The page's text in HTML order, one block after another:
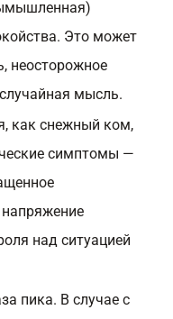
Это может
неосторожное
мысль.
как снежный ком,
симптомы —
напряжение
над ситуацией
пика. В случае с